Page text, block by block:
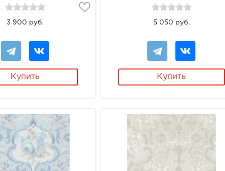
3 900 руб.
Купить
5 050 руб.
Купить